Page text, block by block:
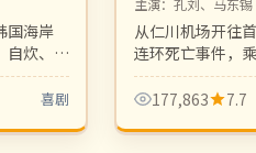
国海岸
自炊、自
艺。
喜剧
主演： 孔刘、马东锡
从仁川机场开往
连环死亡事件，
空间惊悚悬疑佳
177,863
7.7